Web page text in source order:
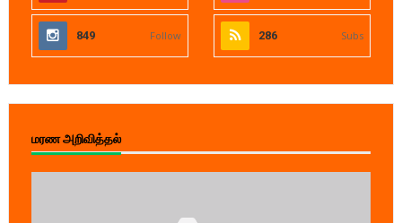
849 Follow 286 Subs
மரண அறிவித்தல்